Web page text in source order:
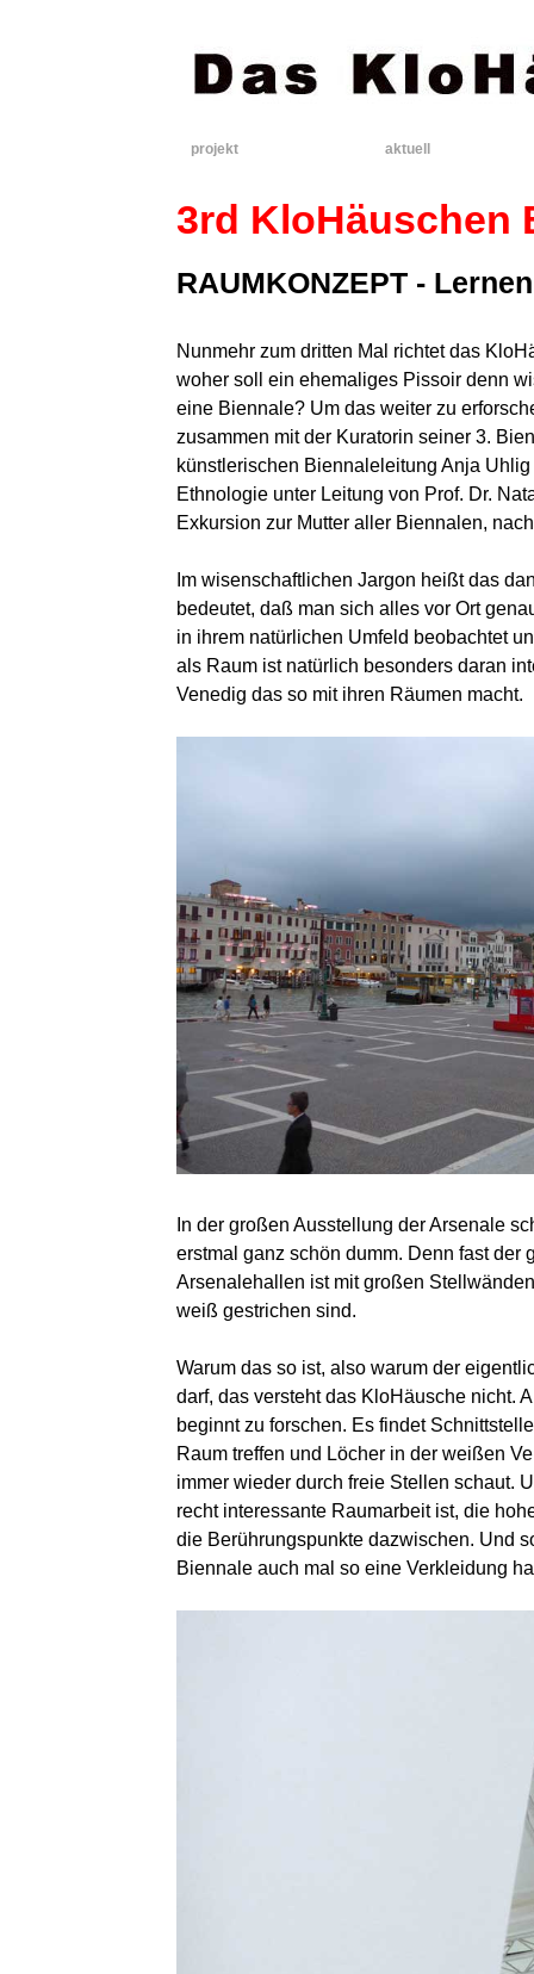
projekt aktuell
3rd KloHäuschen
RAUMKONZEPT -
Nunmehr zum dritten Mal richtet das
woher soll ein ehemaliges Pissoir denn
eine Biennale? Um das weiter zu
zusammen mit der Kuratorin seiner 3.
künstlerischen Biennaleleitung Anja
Ethnologie unter Leitung von Prof. Dr.
Exkursion zur Mutter aller Biennalen,
Im wisenschaftlichen Jargon heißt das
bedeutet, daß man sich alles vor Ort
in ihrem natürlichen Umfeld beobachtet
als Raum ist natürlich besonders daran
Venedig das so mit ihren Räumen macht.
In der großen Ausstellung der Arsenale
erstmal ganz schön dumm. Denn fast der
Arsenalehallen ist mit großen
weiß gestrichen sind.
Warum das so ist, also warum der
darf, das versteht das KloHäusche nicht.
beginnt zu forschen. Es findet
Raum treffen und Löcher in der weißen
immer wieder durch freie Stellen schaut.
recht interessante Raumarbeit ist, die
die Berührungspunkte dazwischen. Und
Biennale auch mal so eine Verkleidung